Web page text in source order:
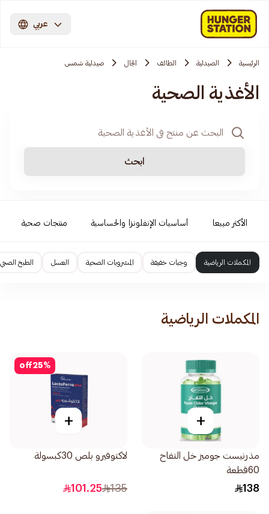
عربي
الرئيسية الصيدلية الطائف الجال صيدلية شمس
الأغذية الصحية
ابحث
الأكثر مبيعا أساسيات الإنفلونزا والحساسية منتجات صحية
المكملات الرياضية وجبات خفيفة المشروبات الصحية العسل الطبخ الصحي
المكملات الرياضية
+
مذرنيست جوميز خل التفاح
60قطعة
138
25%
off
+
لاكتوفيرو بلص 30كبسولة
135
101.25